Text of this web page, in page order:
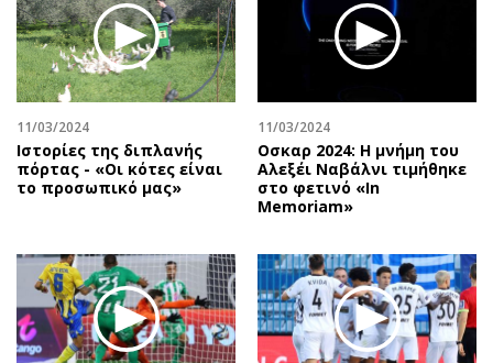
Ελλάδα
Κόσμος
Παράξενα
Πολιτισμός
Σινεμά
Θέατρο-Χορός
Μουσική
Βιβλίο
Χειρόγραφα
Συνταγές
Έξοδος
Εκπομπές
Wine routes
Podcasts
Uncut
Προσωπικότητες στην ''Κ''
Επιστολές
11/03/2024
Ιστορίες της διπλανής
πόρτας - «Οι κότες είναι
το προσωπικό μας»
11/03/2024
Οσκαρ 2024: Η μνήμη του
Αλεξέι Ναβάλνι τιμήθηκε
στο φετινό «In
Memoriam»